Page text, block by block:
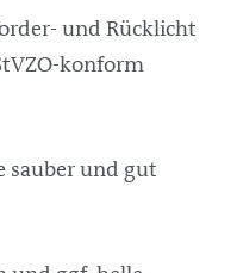
und Rücklicht
konform
sauber und gut